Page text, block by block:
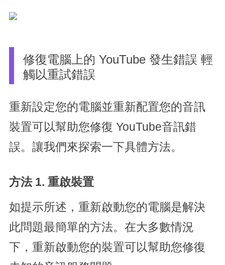
修復電腦上的 YouTube 發生錯誤 輕
觸以重試錯誤
重新設定您的電腦並重新配置您的音訊
裝置可以幫助您修復 YouTube音訊錯
誤。讓我們來探索一下具體方法。
方法 1. 重啟裝置
如提示所述，重新啟動您的電腦是解決
此問題最簡單的方法。在大多數情況
下，重新啟動您的裝置可以幫助您修復